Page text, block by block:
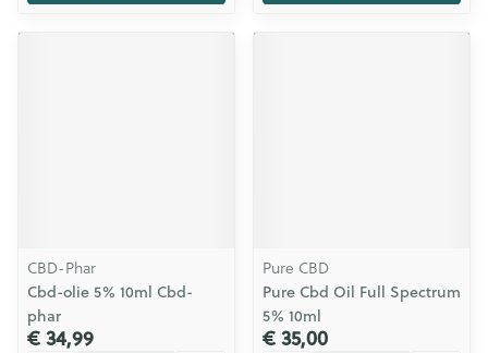
CBD-Phar
Cbd-olie 5% 10ml Cbd-
phar
€ 34,99
Pure CBD
Pure Cbd Oil Full Spectrum
5% 10ml
€ 35,00